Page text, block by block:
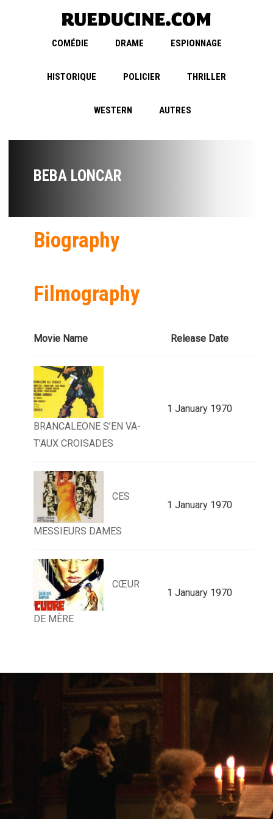
COMÉDIE DRAME ESPIONNAGE
HISTORIQUE POLICIER THRILLER
WESTERN AUTRES
BEBA LONCAR
Biography
Filmography
Movie Name Release Date
BRANCALEONE S’EN VA-
T’AUX CROISADES
1 January 1970
CES
MESSIEURS DAMES
1 January 1970
CŒUR
DE MÈRE
1 January 1970